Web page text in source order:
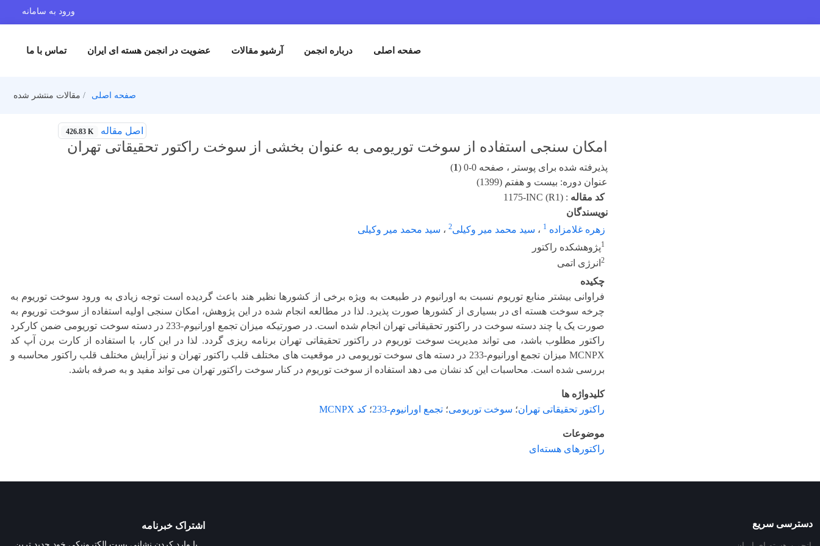
ورود به سامانه
صفحه اصلی درباره انجمن آرشیو مقالات عضویت در انجمن هسته ای ایران تماس با ما
صفحه اصلی مقالات منتشر شده
اصل مقاله 426.83 K
امکان سنجی استفاده از سوخت توریومی به عنوان بخشی از سوخت راکتور تحقیقاتی تهران
پذیرفته شده برای پوستر ، صفحه 0-0 ( 1
)
عنوان دوره: بیست و هفتم (1399)
کد مقاله :
1175-INC (R1)
نویسندگان
زهره غلامزاده 1 ، سید محمد میر وکیلی2 ، سید محمد میر وکیلی
1پژوهشکده راکتور
2 انرژی اتمی
چکیده
فراوانی بیشتر منابع توریوم نسبت به اورانیوم در طبیعت به ویژه برخی از کشورها نظیر هند باعث گردیده است توجه زیادی به ورود سوخت توریوم به
چرخه سوخت هسته ای در بسیاری از کشورها صورت پذیرد. لذا در مطالعه انجام شده در این پژوهش، امکان سنجی اولیه استفاده از سوخت توریوم به
صورت یک یا چند دسته سوخت در راکتور تحقیقاتی تهران انجام شده است. در صورتیکه میزان تجمع اورانیوم-233 در دسته سوخت توریومی ضمن کارکرد
راکتور مطلوب باشد، می تواند مدیریت سوخت توریوم در راکتور تحقیقاتی تهران برنامه ریزی گردد. لذا در این کار، با استفاده از کارت برن آپ کد
MCNPX میزان تجمع اورانیوم-233 در دسته های سوخت توریومی در موقعیت های مختلف قلب راکتور تهران و نیز آرایش مختلف قلب راکتور محاسبه و
بررسی شده است. محاسبات این کد نشان می دهد استفاده از سوخت توریوم در کنار سوخت راکتور تهران می تواند مفید و به صرفه باشد.
کلیدواژه ها
راکتور تحقیقاتی تهران؛ سوخت توریومی؛ تجمع اورانیوم-233 ؛ کد MCNPX
موضوعات
راکتورهای هسته‌ای
دسترسی سریع اشتراک خبرنامه